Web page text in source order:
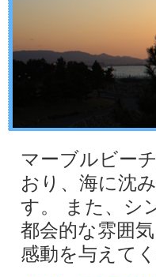
マーブルビー
おり、海に沈
す。 また、シ
都会的な雰囲
感動を与えて